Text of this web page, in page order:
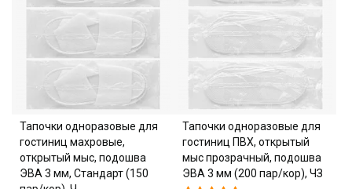
Тапочки одноразовые для
гостиниц махровые,
открытый мыс, подошва
ЭВА 3 мм, Стандарт (150
Тапочки одноразовые для
гостиниц ПВХ, открытый
мыс прозрачный, подошва
ЭВА 3 мм (200 пар/кор), ЧЗ